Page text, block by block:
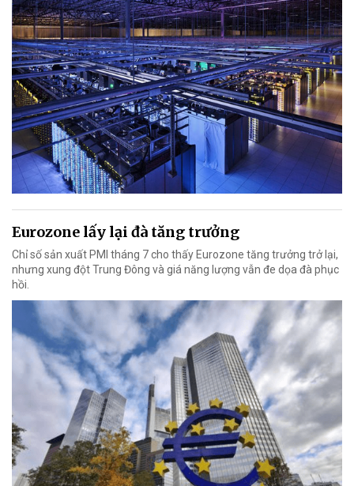
Eurozone lấy lại đà tăng trưởng
Chỉ số sản xuất PMI tháng 7 cho thấy Eurozone tăng trưởng trở lại,
nhưng xung đột Trung Đông và giá năng lượng vẫn đe dọa đà phục
hồi.